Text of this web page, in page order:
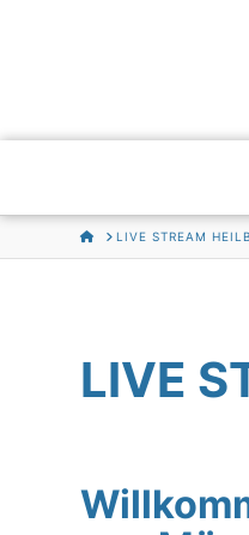
HOMELIVE STREAM
LIVE